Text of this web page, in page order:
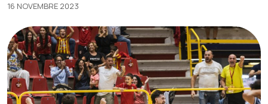
16 NOVEMBRE 2023